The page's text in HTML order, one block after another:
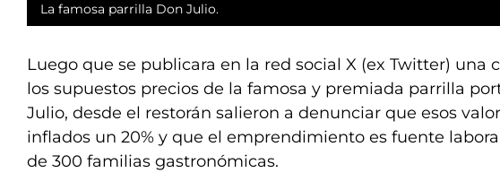
La famosa parrilla Don Julio.
Luego que se publicara en la red social X (ex Twitter) una
los supuestos precios de la famosa y premiada parrilla
Julio, desde el restorán salieron a denunciar que esos
inflados un 20% y que el emprendimiento es fuente
de 300 familias gastronómicas.